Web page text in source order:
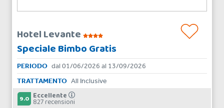
Hotel Levante
Speciale Bimbo Gratis
PERIODO dal 01/06/2026 al 13/09/2026
TRATTAMENTO All Inclusive
9.0 Eccellente
827 recensioni